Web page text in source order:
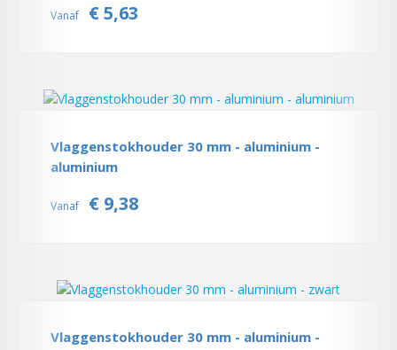
Vanaf € 5,63
Vlaggenstokhouder 30 mm - aluminium -
aluminium
Vanaf € 9,38
Vlaggenstokhouder 30 mm - aluminium -